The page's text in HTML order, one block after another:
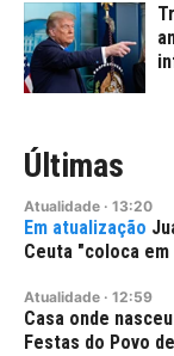
Últimas
Atualidade · 13:20
Ceuta "coloca
Atualidade · 12:59
Casa onde
Festas do Povo